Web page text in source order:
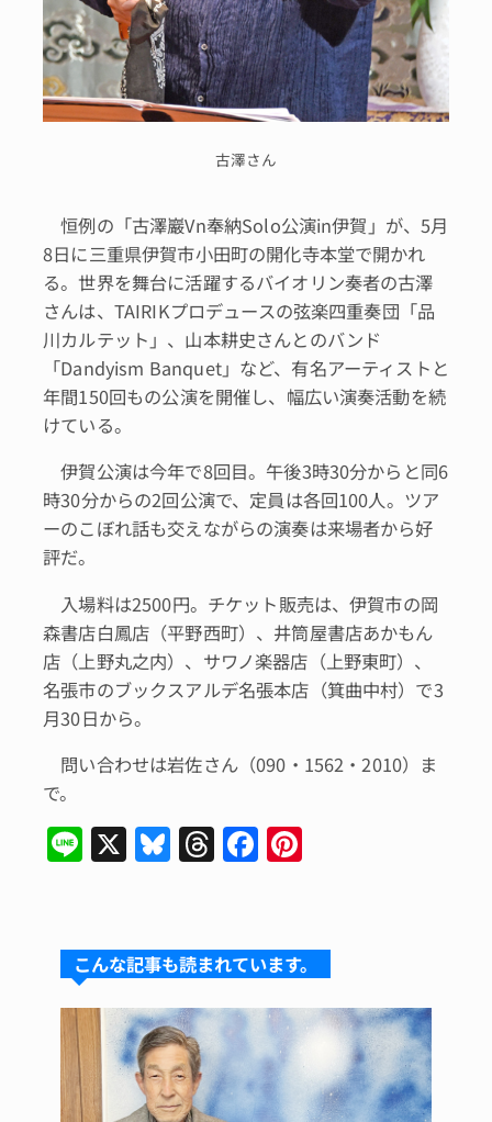
古澤さん
恒例の「古澤巖Vn奉納Solo公演in伊賀」が、5月
8日に三重県伊賀市小田町の開化寺本堂で開かれ
る。世界を舞台に活躍するバイオリン奏者の古澤
さんは、TAIRIKプロデュースの弦楽四重奏団「品
川カルテット」、山本耕史さんとのバンド
「Dandyism Banquet」など、有名アーティストと
年間150回もの公演を開催し、幅広い演奏活動を続
けている。
伊賀公演は今年で8回目。午後3時30分からと同6
時30分からの2回公演で、定員は各回100人。ツア
ーのこぼれ話も交えながらの演奏は来場者から好
評だ。
入場料は2500円。チケット販売は、伊賀市の岡
森書店白鳳店（平野西町）、井筒屋書店あかもん
店（上野丸之内）、サワノ楽器店（上野東町）、
名張市のブックスアルデ名張本店（箕曲中村）で3
月30日から。
問い合わせは岩佐さん（090・1562・2010）ま
で。
Li
n
X Bl
u
s
k
y
T
hr
a
d
s
F
a
e
b
o
o
k
re
st
こんな記事も読まれています。